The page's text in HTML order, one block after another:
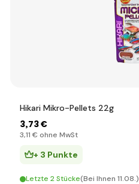
Hikari Mikro-Pellets 22g
3,73 €
3,11 € ohne MwSt
+ 3 Punkte
Letzte 2 Stücke(Bei Ihnen 11.08.)